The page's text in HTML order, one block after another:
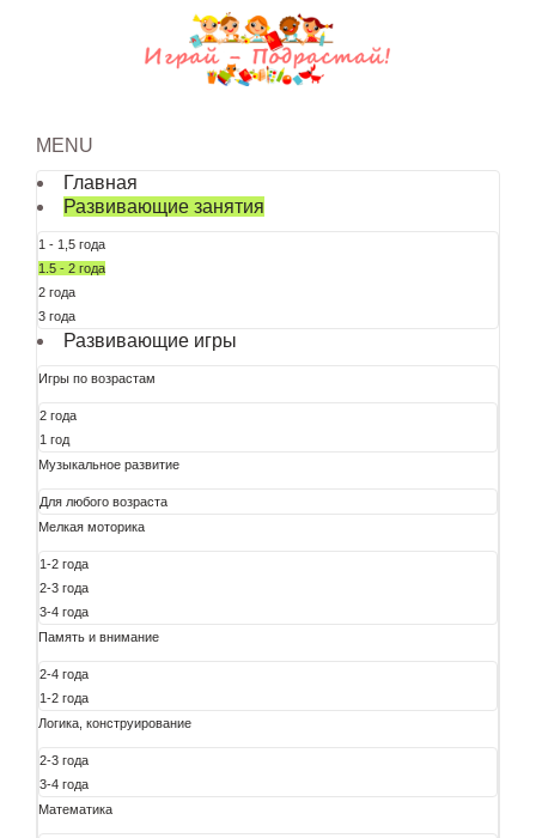
MENU
Главная
Развивающие занятия
1 - 1,5 года
1.5 - 2 года
2 года
3 года
Развивающие игры
Игры по возрастам
2 года
1 год
Музыкальное развитие
Для любого возраста
Мелкая моторика
1-2 года
2-3 года
3-4 года
Память и внимание
2-4 года
1-2 года
Логика, конструирование
2-3 года
3-4 года
Математика